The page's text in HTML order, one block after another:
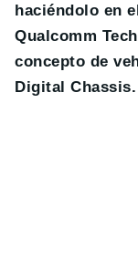
haciéndolo en
Qualcomm
concepto de
Digital Chassis.